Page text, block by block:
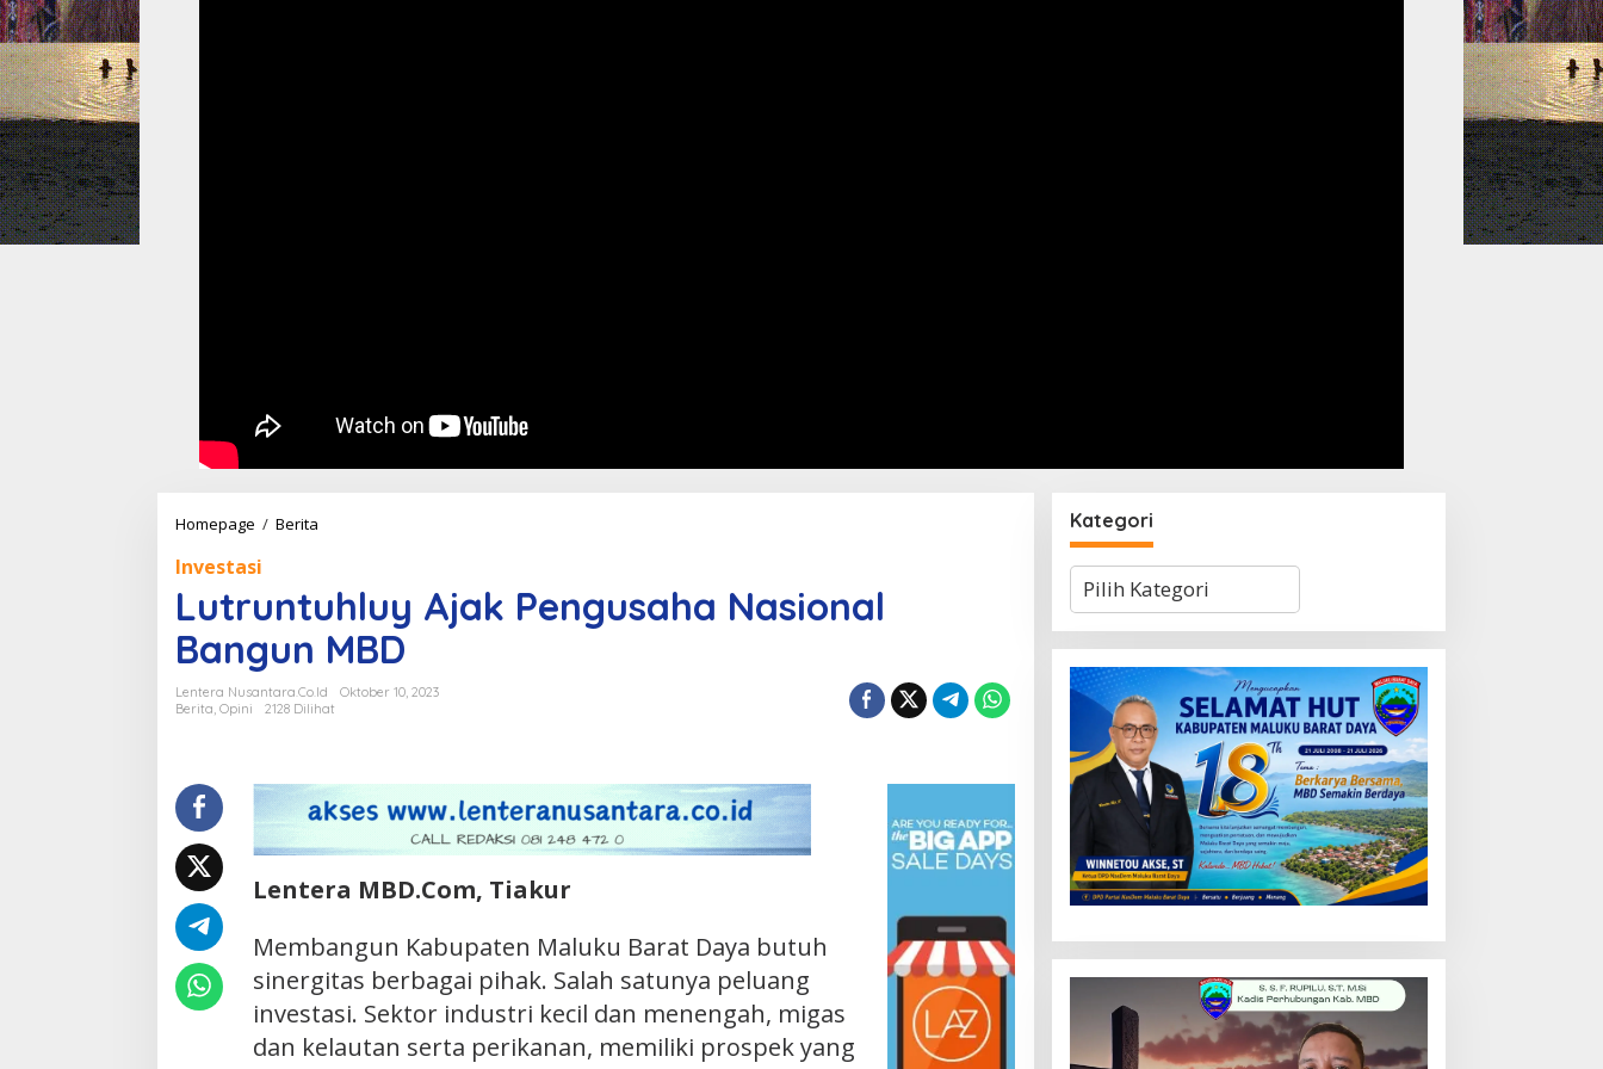
Homepage / Berita
Nasional
Bangun
MBD
Investasi
Lutruntuhluy Ajak Pengusaha Nasional
Bangun MBD
Lentera Nusantara.Co.Id
Oktober 10, 2023
Berita, Opini 2128 Dilihat
Lentera MBD.Com, Tiakur
Membangun Kabupaten Maluku Barat Daya butuh
sinergitas berbagai pihak. Salah satunya peluang
investasi. Sektor industri kecil dan menengah, migas
dan kelautan serta perikanan, memiliki prospek yang
Kategori
Kategori